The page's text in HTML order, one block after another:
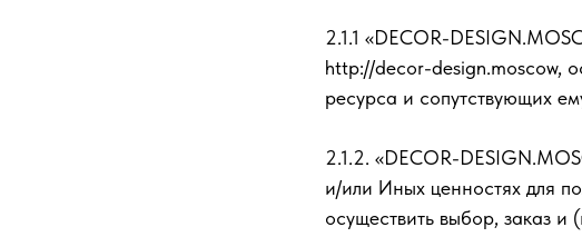
2.1.1 «DECOR-
http://decor-design.moscow,
ресурса и сопутствующих
2.1.2. «DECOR-
и/или Иных ценностях для
осуществить выбор, заказ и